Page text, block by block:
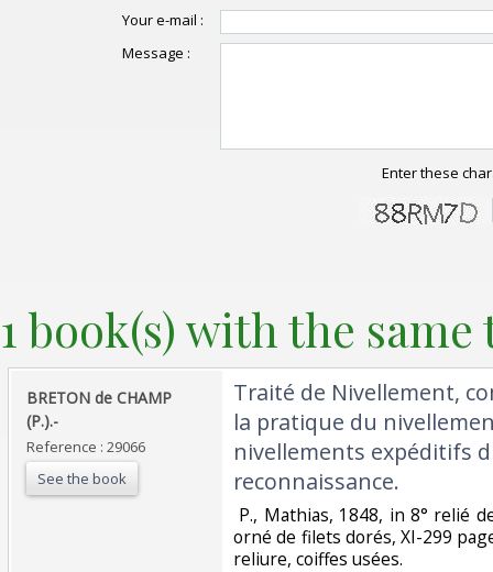
Your e-mail :
Message :
Enter these
1 book(s) with the
‎BRETON de CHAMP
(P.).-‎
Reference : 29066
See the book
‎Traité de Nivellement,
la pratique du
nivellements expéditifs
reconnaissance.‎
P., Mathias, 1848, in 8° relié
orné de filets dorés, XI-299
reliure, coiffes usées. ‎